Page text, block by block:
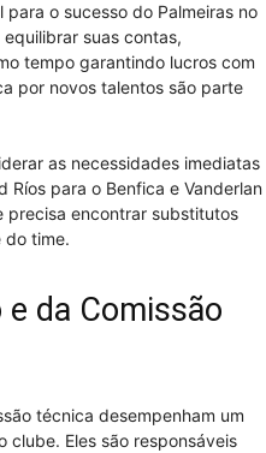
o sucesso do Palmeiras no
suas contas,
tempo garantindo lucros com
por novos talentos são parte
as necessidades imediatas
Ríos para o Benfica e Vanderlan
precisa encontrar substitutos
do time.
e da Comissão
técnica desempenham um
clube. Eles são responsáveis